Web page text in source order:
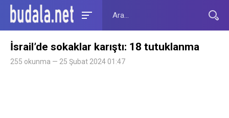
İsrail’de sokaklar karıştı: 18 tutuklanma
255 okunma — 25 Şubat 2024 01:47